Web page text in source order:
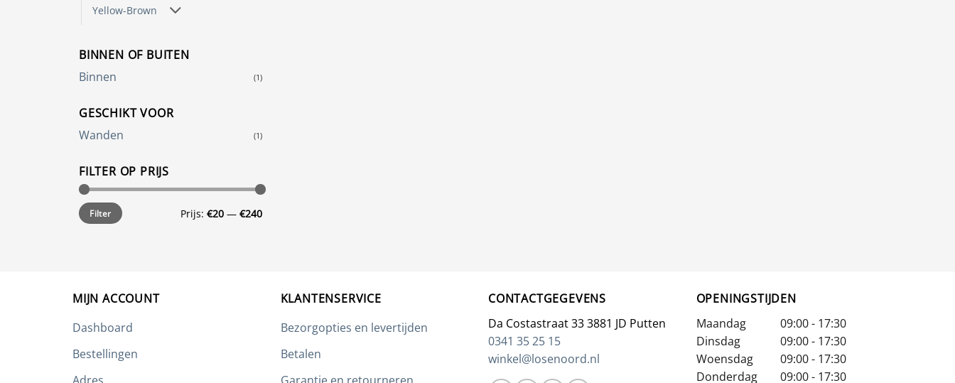
Yellow-Brown
BINNEN OF BUITEN
Binnen
(1)
GESCHIKT VOOR
Wanden
(1)
FILTER OP PRIJS
Min.
prijs
Max.
prijsFilter Prijs: €20 — €240
MIJN ACCOUNT
Dashboard
Bestellingen
KLANTENSERVICE
Bezorgopties en levertijden
Betalen
CONTACTGEGEVENS
Da Costastraat 33 3881 JD Putten
0341 35 25 15
winkel@losenoord.nl
OPENINGSTIJDEN
Maandag
09:00 - 17:30
Dinsdag
09:00 - 17:30
Woensdag
09:00 - 17:30
Donderdag
09:00 - 17:30